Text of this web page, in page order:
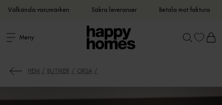
Välkända varumärken Säkra leveranser Betala mot faktura
Meny
HEM BUTIKER ORSA